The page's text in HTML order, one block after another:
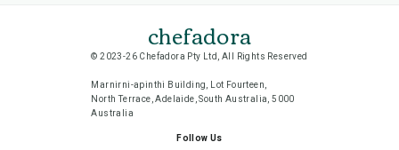
chefadora
© 2023-26 Chefadora Pty Ltd, All Rights Reserved
Marnirni-apinthi Building, Lot Fourteen,
North Terrace, Adelaide, South Australia, 5000
Australia
Follow Us